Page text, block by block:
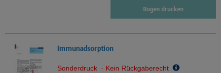
Bogen drucken
Immunadsorption
Sonderdruck - Kein Rückgaberecht